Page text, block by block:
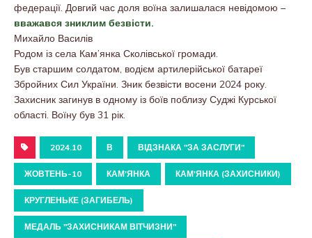
федерації. Довгий час доля воїна залишалася невідомою –
вважався зниклим безвісти.
Михайло Василів
Родом із села Кам’янка Сколівської громади.
Був старшим солдатом, водієм артилерійської батареї
Збройних Сил України. Зник безвісти восени 2024 року.
Захисник загинув в одному із боїв поблизу Суджі Курської
області. Воїну був 31 рік.
2024.10 В ВІДЗНАКА "ЗА ЗАСЛУГИ"
ЖОВТЕНЬ-10 КАМ'ЯНКА КАМ'ЯНКА (ЗАХИСНИКИ)
КРУГЛЕНЬКЕ (ЗАГИБЕЛЬ)
МЕДАЛЬ "ЗАХИСНИКАМ ВІТЧИЗНИ"